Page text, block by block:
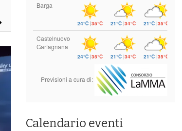
Barga
24°C |35°C 21°C |34°C 21°C |35°C
Castelnuovo
Garfagnana
24°C |35°C 21°C |34°C 21°C |35°C
Previsioni a cura di:
Calendario eventi